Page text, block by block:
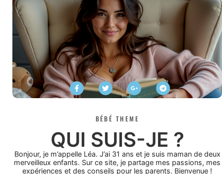
BÉBÉ THEME
QUI SUIS-JE ?
Bonjour, je m’appelle Léa. J’ai 31 ans et je suis maman de deux
merveilleux enfants. Sur ce site, je partage mes passions, mes
expériences et des conseils pour les parents. Bienvenue !